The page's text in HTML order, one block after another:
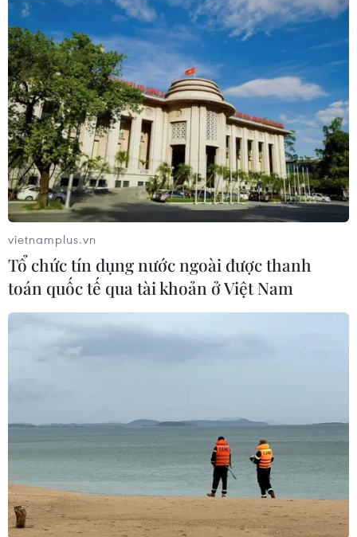
vietnamplus.vn
Tổ chức tín dụng nước ngoài được thanh
toán quốc tế qua tài khoản ở Việt Nam